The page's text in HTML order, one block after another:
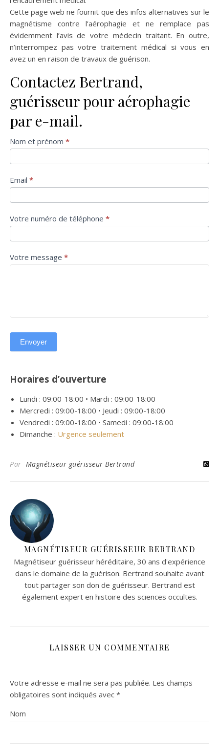
Cette page web ne fournit que des infos alternatives sur le
magnétisme contre l’aérophagie et ne remplace pas
évidemment l’avis de votre médecin traitant. En outre,
n’interrompez pas votre traitement médical si vous en
avez un en raison de travaux de guérison.
Contactez Bertrand,
guérisseur pour aérophagie
par e-mail.
Formulaire
de contact
Nom et prénom *
Email *
Votre numéro de téléphone *
Votre message *
Envoyer
Horaires d’ouverture
Lundi : 09:00-18:00 • Mardi : 09:00-18:00
Mercredi : 09:00-18:00 • Jeudi : 09:00-18:00
Vendredi : 09:00-18:00 • Samedi : 09:00-18:00
Dimanche : Urgence seulement
Par Magnétiseur guérisseur Bertrand
MAGNÉTISEUR GUÉRISSEUR BERTRAND
Magnétiseur guérisseur héréditaire, 30 ans d'expérience
dans le domaine de la guérison. Bertrand souhaite avant
tout partager son don de guérisseur. Bertrand est
également expert en histoire des sciences occultes.
LAISSER UN COMMENTAIRE
Votre adresse e-mail ne sera pas publiée. Les champs
obligatoires sont indiqués avec *
Nom